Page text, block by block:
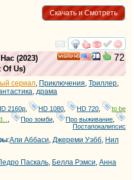
Скачать и Смотреть
смотреть
72
(2023)
Of Us)
сериал, Приключения, Триллер,
, драма
2160р HD 1080 HD 720
to be
Про зомби Про выживание
Постапокалипсис
:Али Аббаси, Джереми Уэбб, Нил
Паскаль, Белла Рэмси, Анна